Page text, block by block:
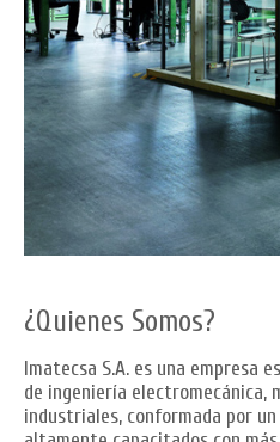
¿Quienes Somos?
Imatecsa S.A. es una empresa
de ingeniería electromecánica,
industriales, conformada por